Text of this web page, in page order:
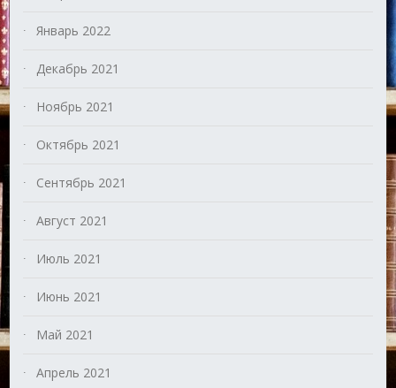
Январь 2022
Декабрь 2021
Ноябрь 2021
Октябрь 2021
Сентябрь 2021
Август 2021
Июль 2021
Июнь 2021
Май 2021
Апрель 2021